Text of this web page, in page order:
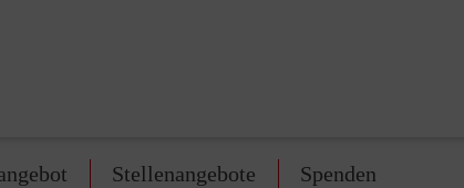
Stellenangebote Spenden